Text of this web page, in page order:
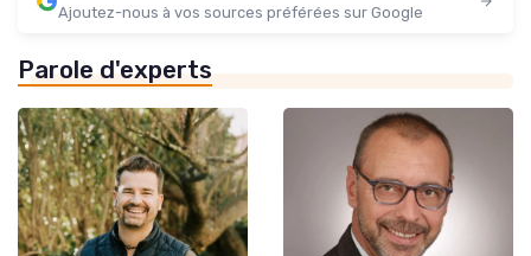
Ajoutez-nous à vos sources préférées sur Google
Parole d'experts